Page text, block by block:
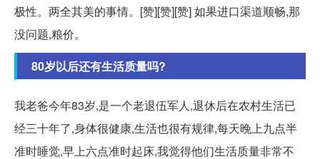
极性。两全其美的事情。[赞][赞][赞] 如果进口渠道顺畅,那
没问题,粮价。
80岁以后还有生活质量吗?
我老爸今年83岁,是一个老退伍军人,退休后在农村生活已
经三十年了,身体很健康,生活也很有规律,每天晚上九点半
准时睡觉,早上六点准时起床,我觉得他们生活质量非常不